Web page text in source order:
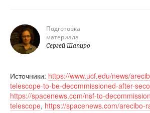
Подготовка
материала
Сергей Шапиро
Источники: https://www.ucf.edu/news/
telescope-to-be-decommissioned-after-
https://spacenews.com/nsf-to-
telescope, https://spacenews.com/arecibo-